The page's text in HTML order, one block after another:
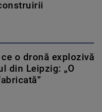
o dronă explozivă
din Leipzig: „O